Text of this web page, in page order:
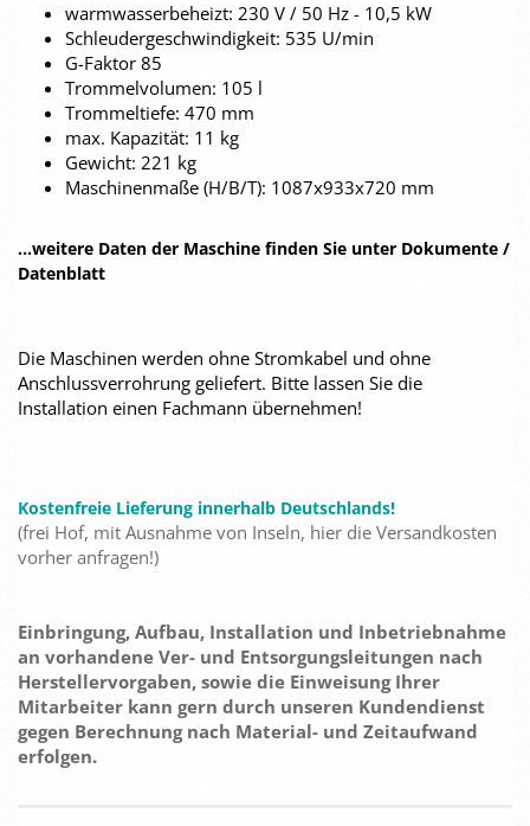
warmwasserbeheizt: 230 V / 50 Hz - 10,5 kW
Schleudergeschwindigkeit: 535 U/min
G-Faktor 85
Trommelvolumen: 105 l
Trommeltiefe: 470 mm
max. Kapazität: 11 kg
Gewicht: 221 kg
Maschinenmaße (H/B/T): 1087x933x720 mm
...weitere Daten der Maschine finden Sie unter Dokumente /
Datenblatt
Die Maschinen werden ohne Stromkabel und ohne
Anschlussverrohrung geliefert. Bitte lassen Sie die
Installation einen Fachmann übernehmen!
Kostenfreie Lieferung innerhalb Deutschlands!
(frei Hof, mit Ausnahme von Inseln, hier die Versandkosten
vorher anfragen!)
Einbringung, Aufbau, Installation und Inbetriebnahme
an vorhandene Ver- und Entsorgungsleitungen nach
Herstellervorgaben, sowie die Einweisung Ihrer
Mitarbeiter kann gern durch unseren Kundendienst
gegen Berechnung nach Material- und Zeitaufwand
erfolgen.